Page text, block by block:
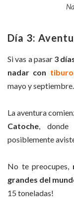
Día 3:
Si vas a pasar3
nadar con
mayo y septiembre.
La aventura
Catoche, donde
posiblemente
No te preocupes,
grandes del
15 toneladas!